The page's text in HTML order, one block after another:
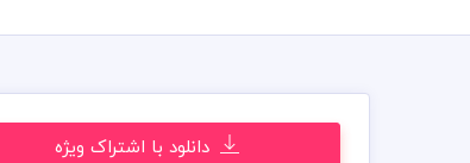
دانلود با اشتراک ویژه